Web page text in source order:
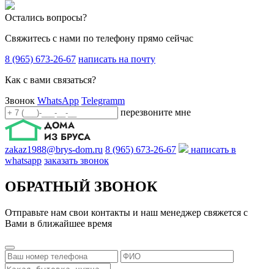
Остались вопросы?
Свяжитесь с нами по телефону прямо сейчас
8 (965) 673-26-67 написать на почту
Как с вами связаться?
Звонок WhatsApp Telegramm
перезвоните мне
zakaz1988@brys-dom.ru 8 (965) 673-26-67
написать в
whatsapp заказать звонок
ОБРАТНЫЙ ЗВОНОК
Отправьте нам свои контакты и наш менеджер свяжется с
Вами в ближайшее время